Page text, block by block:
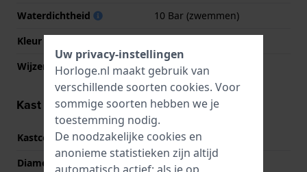
Waterdichtheid
10 Bar (zwemmen)
Kleur wijzerplaat
Wijzer kleuren (u,m,s)
Goud, Goud, Goud
Kast informatie
Kastcode
PC32-X228
Diameter
40 mm
Uw privacy-instellingen
Horloge.nl maakt gebruik van
verschillende soorten cookies. Voor
sommige soorten hebben we je
toestemming nodig.
De noodzakelijke cookies en
anonieme statistieken zijn altijd
automatisch actief; als je op